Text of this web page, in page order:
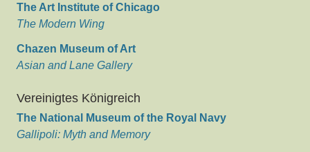
The Art Institute of Chicago
The Modern Wing
Chazen Museum of Art
Asian and Lane Gallery
Vereinigtes Königreich
The National Museum of the Royal Navy
Gallipoli: Myth and Memory